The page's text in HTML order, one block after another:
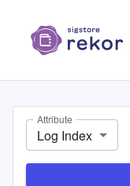
Attribute
Log Index